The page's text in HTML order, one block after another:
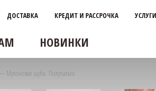
ДОСТАВКА КРЕДИТ И РАССРОЧКА УСЛУГИ
НОВИНКИ
Мутоновая шуба. Полупальто